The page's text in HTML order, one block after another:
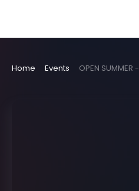
Home Events OPEN SUMMER